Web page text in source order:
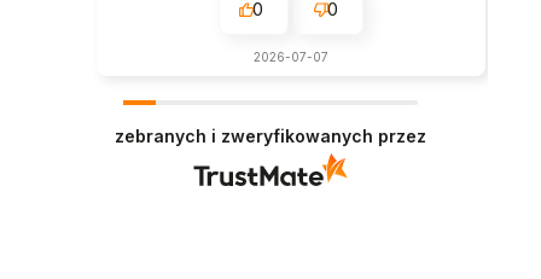
0 0
2026-07-07
zebranych i zweryfikowanych przez